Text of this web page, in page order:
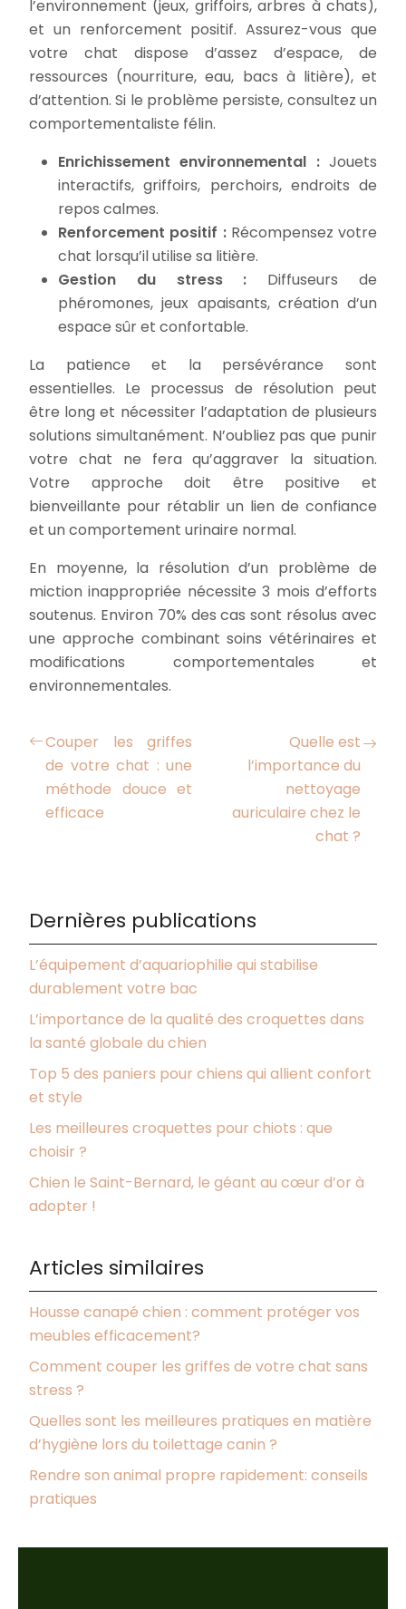
l’environnement (jeux, griffoirs, arbres à chats),
et un renforcement positif. Assurez-vous que
votre chat dispose d’assez d’espace, de
ressources (nourriture, eau, bacs à litière), et
d’attention. Si le problème persiste, consultez un
comportementaliste félin.
Enrichissement environnemental : Jouets
interactifs, griffoirs, perchoirs, endroits de
repos calmes.
Renforcement positif : Récompensez votre
chat lorsqu’il utilise sa litière.
Gestion du stress : Diffuseurs de
phéromones, jeux apaisants, création d’un
espace sûr et confortable.
La patience et la persévérance sont
essentielles. Le processus de résolution peut
être long et nécessiter l’adaptation de plusieurs
solutions simultanément. N’oubliez pas que punir
votre chat ne fera qu’aggraver la situation.
Votre approche doit être positive et
bienveillante pour rétablir un lien de confiance
et un comportement urinaire normal.
En moyenne, la résolution d’un problème de
miction inappropriée nécessite 3 mois d’efforts
soutenus. Environ 70% des cas sont résolus avec
une approche combinant soins vétérinaires et
modifications comportementales et
environnementales.
Couper les griffes
de votre chat : une
méthode douce et
efficace
Quelle est
l’importance du
nettoyage
auriculaire chez le
chat ?
Dernières publications
L’équipement d’aquariophilie qui stabilise
durablement votre bac
L’importance de la qualité des croquettes dans
la santé globale du chien
Top 5 des paniers pour chiens qui allient confort
et style
Les meilleures croquettes pour chiots : que
choisir ?
Chien le Saint-Bernard, le géant au cœur d’or à
adopter !
Articles similaires
Housse canapé chien : comment protéger vos
meubles efficacement?
Comment couper les griffes de votre chat sans
stress ?
Quelles sont les meilleures pratiques en matière
d’hygiène lors du toilettage canin ?
Rendre son animal propre rapidement: conseils
pratiques